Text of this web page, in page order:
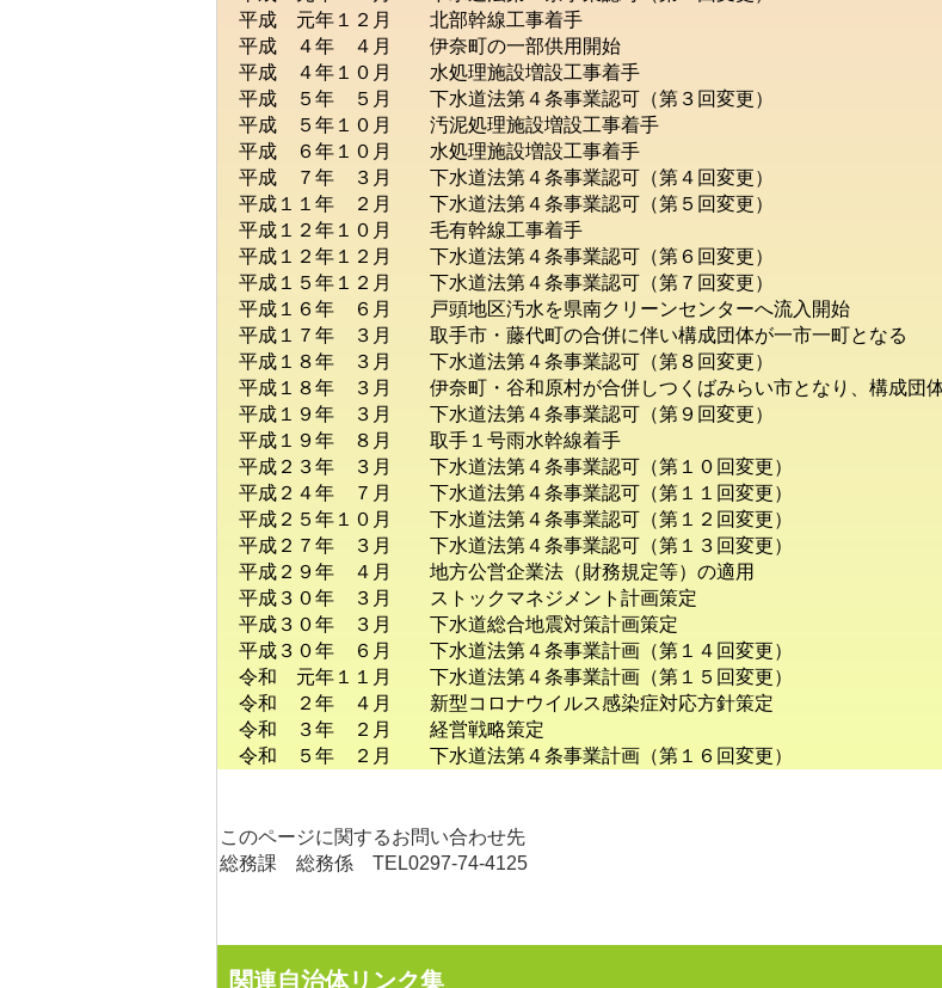
平成 元年１２月 北部幹線工事着手
平成 ４年 ４月 伊奈町の一部供用開始
平成 ４年１０月 水処理施設増設工事着手
平成 ５年 ５月 下水道法第４条事業認可（第３回変更）
平成 ５年１０月 汚泥処理施設増設工事着手
平成 ６年１０月 水処理施設増設工事着手
平成 ７年 ３月 下水道法第４条事業認可（第４回変更）
平成１１年 ２月 下水道法第４条事業認可（第５回変更）
平成１２年１０月 毛有幹線工事着手
平成１２年１２月 下水道法第４条事業認可（第６回変更）
平成１５年１２月 下水道法第４条事業認可（第７回変更）
平成１６年 ６月 戸頭地区汚水を県南クリーンセンターへ流入開始
平成１７年 ３月 取手市・藤代町の合併に伴い構成団体が一市一町となる
平成１８年 ３月 下水道法第４条事業認可（第８回変更）
平成１８年 ３月 伊奈町・谷和原村が合併しつくばみらい市となり、構成団体
平成１９年 ３月 下水道法第４条事業認可（第９回変更）
平成１９年 ８月 取手１号雨水幹線着手
平成２３年 ３月 下水道法第４条事業認可（第１０回変更）
平成２４年 ７月 下水道法第４条事業認可（第１１回変更）
平成２５年１０月 下水道法第４条事業認可（第１２回変更）
平成２７年 ３月 下水道法第４条事業認可（第１３回変更）
平成２９年 ４月 地方公営企業法（財務規定等）の適用
平成３０年 ３月 ストックマネジメント計画策定
平成３０年 ３月 下水道総合地震対策計画策定
平成３０年 ６月 下水道法第４条事業計画（第１４回変更）
令和 元年１１月 下水道法第４条事業計画（第１５回変更）
令和 ２年 ４月 新型コロナウイルス感染症対応方針策定
令和 ３年 ２月 経営戦略策定
令和 ５年 ２月 下水道法第４条事業計画（第１６回変更）
このページに関するお問い合わせ先
総務課 総務係 TEL0297-74-4125
関連自治体リンク集